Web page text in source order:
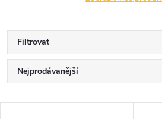
Filtrovat
Ř
a
Nejprodávanější